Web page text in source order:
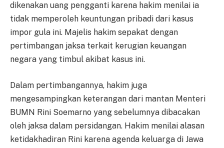
dikenakan uang pengganti karena hakim menilai ia
tidak memperoleh keuntungan pribadi dari kasus
impor gula ini. Majelis hakim sepakat dengan
pertimbangan jaksa terkait kerugian keuangan
negara yang timbul akibat kasus ini.
Dalam pertimbangannya, hakim juga
mengesampingkan keterangan dari mantan Menteri
BUMN Rini Soemarno yang sebelumnya dibacakan
oleh jaksa dalam persidangan. Hakim menilai alasan
ketidakhadiran Rini karena agenda keluarga di Jawa